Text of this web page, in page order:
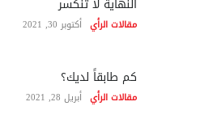
النهاية لا تنكسر
مقالات الرأي أكتوبر 30, 2021
كم طابقاً لديك؟
مقالات الرأي أبريل 28, 2021